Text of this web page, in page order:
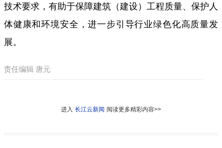
技术要求，有助于保障建筑（建设）工程质量、保护人
体健康和环境安全，进一步引导行业绿色化高质量发
展。
责任编辑 唐元
进入 长江云新闻 阅读更多精彩内容>>